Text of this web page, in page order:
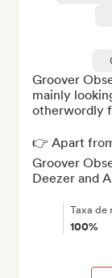
Groover
mainly
otherwordly
👉 Apart
Groover
Deezer and
Taxa de
100%